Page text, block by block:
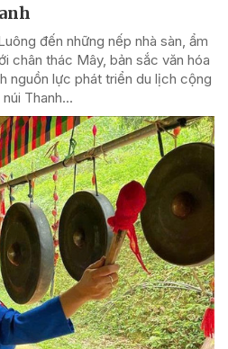
đến những nếp nhà sàn, ẩm
chân thác Mây, bản sắc văn hóa
nguồn lực phát triển du lịch cộng
Thanh...